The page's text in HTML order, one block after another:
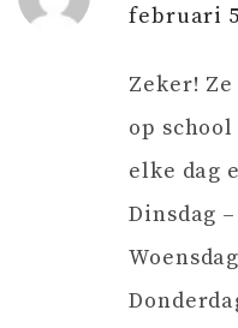
februari
Zeker!
op
elke dag
Dinsdag